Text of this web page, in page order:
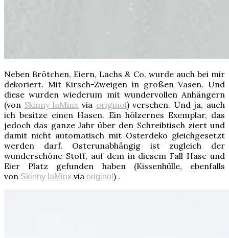
Neben Brötchen, Eiern, Lachs & Co. wurde auch bei mir
dekoriert. Mit Kirsch-Zweigen in großen Vasen. Und
diese wurden wiederum mit wundervollen Anhängern
(von Skinny laMinx via originol) versehen. Und ja, auch
ich besitze einen Hasen. Ein hölzernes Exemplar, das
jedoch das ganze Jahr über den Schreibtisch ziert und
damit nicht automatisch mit Osterdeko gleichgesetzt
werden darf. Osterunabhängig ist zugleich der
wunderschöne Stoff, auf dem in diesem Fall Hase und
Eier Platz gefunden haben (Kissenhülle, ebenfalls
von Skinny laMinx via originol ) .